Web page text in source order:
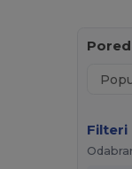
Filteri